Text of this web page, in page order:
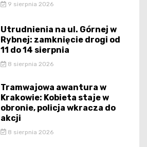
9 sierpnia 2026
Utrudnienia na ul. Górnej w
Rybnej: zamknięcie drogi od
11 do 14 sierpnia
8 sierpnia 2026
Tramwajowa awantura w
Krakowie: Kobieta staje w
obronie, policja wkracza do
akcji
8 sierpnia 2026